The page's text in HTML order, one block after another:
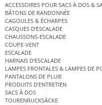
ACCESSOIRES POUR SACS À DOS &
BÂTONS DE RANDONNÉE
CAGOULES & ÉCHARPES
CASQUES D’ESCALADE
CHAUSSONS-ESCALADE
COUPE-VENT
ESCALADE
HARNAIS D’ESCALADE
LAMPES FRONTALES & LAMPES DE
PANTALONS DE PLUIE
PRODUITS D’ENTRETIEN
SACS À DOS
TOURENRUCKSÄCKE